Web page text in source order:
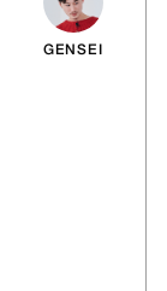
GENSEI